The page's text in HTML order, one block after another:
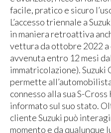
facile, pratico e sicuro
L’accesso triennale a
in maniera retroattiva
vettura da ottobre 2022
avvenuta entro 12 mesi
immatricolazione). Suzuki
permette
connesso alla sua S-
informato sul suo stato.
cliente Suzuki può
momento e da qualunque